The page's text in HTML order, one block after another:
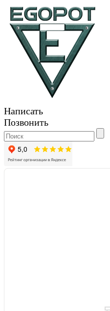
Написать
Позвонить